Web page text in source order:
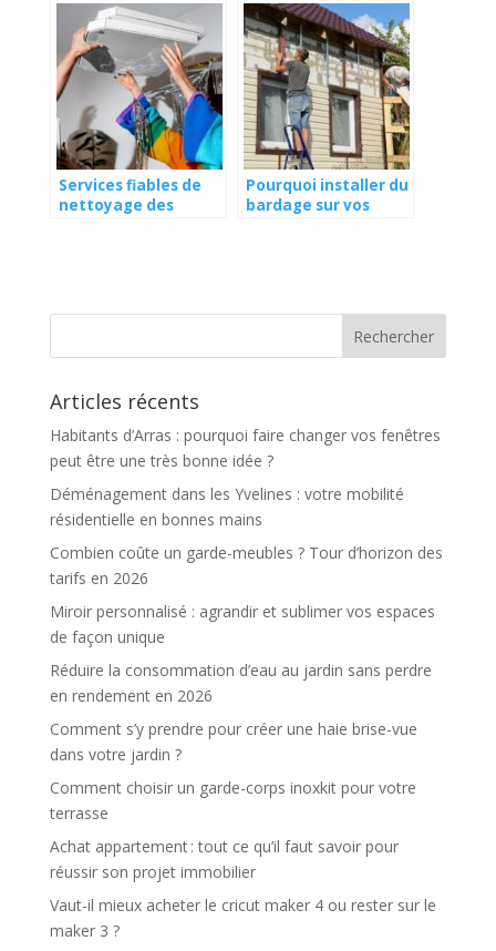
transforment un
bassin ordinaire en
réalisation
d’exception
culinaires
exceptionnels !
Services fiables de
nettoyage des
Pourquoi installer du
bardage sur vos
Articles récents
Habitants d’Arras : pourquoi faire changer vos fenêtres
peut être une très bonne idée ?
Déménagement dans les Yvelines : votre mobilité
résidentielle en bonnes mains
Combien coûte un garde-meubles ? Tour d’horizon des
tarifs en 2026
Miroir personnalisé : agrandir et sublimer vos espaces
de façon unique
Réduire la consommation d’eau au jardin sans perdre
en rendement en 2026
Comment s’y prendre pour créer une haie brise-vue
dans votre jardin ?
Comment choisir un garde-corps inoxkit pour votre
terrasse
Achat appartement : tout ce qu’il faut savoir pour
réussir son projet immobilier
Vaut-il mieux acheter le cricut maker 4 ou rester sur le
maker 3 ?